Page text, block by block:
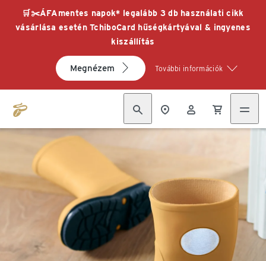
🛒✂️ÁFAmentes napok* legalább 3 db használati cikk
vásárlása esetén TchiboCard hűségkártyával & ingyenes
kiszállítás
Megnézem További információk